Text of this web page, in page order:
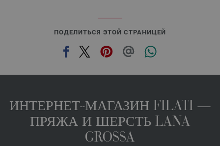
ПОДЕЛИТЬСЯ ЭТОЙ СТРАНИЦЕЙ
ИНТЕРНЕТ-МАГАЗИН FILATI —
ПРЯЖА И ШЕРСТЬ LANA
GROSSA